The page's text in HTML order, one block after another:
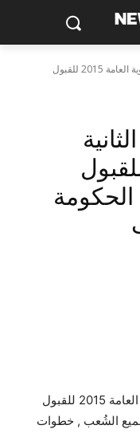
نتيجة تنسيق المرحلة الثانية للثانوية العامة 2015 للقبول
العامة 2015 للقبول
الحكومة
ننشر نتيجة تنسيق المرحلة الثانية للثانوية العامة 2015 للقبول
جميع الشُعب , خطوات